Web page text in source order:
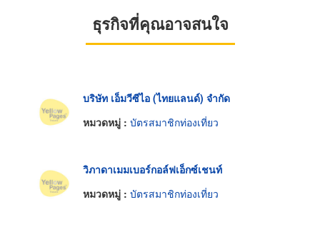
ธุรกิจที่คุณอาจสนใจ
บริษัท เอ็มวีซีไอ (ไทยแลนด์) จำกัด
หมวดหมู่ : บัตรสมาชิกท่องเที่ยว
วิภาดาเมมเบอร์กอล์ฟเอ็กซ์เชนท์
หมวดหมู่ : บัตรสมาชิกท่องเที่ยว